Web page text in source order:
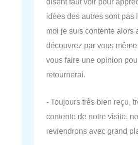
idées des autres sont pas
moi je suis contente alors
découvrez par vous
vous faire une opinion
retournerai.
- Toujours très bien reçu,
contente de notre visite,
reviendrons avec grand